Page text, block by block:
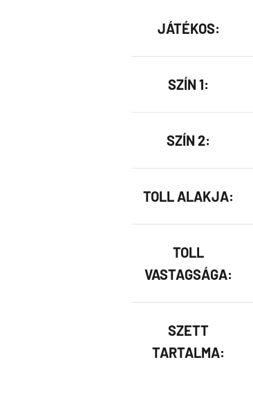
JÁTÉKOS:
SZÍN 1:
SZÍN 2:
TOLL ALAKJA:
TOLL
VASTAGSÁGA:
SZETT
TARTALMA: